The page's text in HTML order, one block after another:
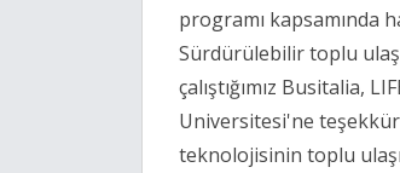
programı kapsamında
Sürdürülebilir toplu
çalıştığımız Busitalia,
Universitesi'ne
teknolojisinin toplu